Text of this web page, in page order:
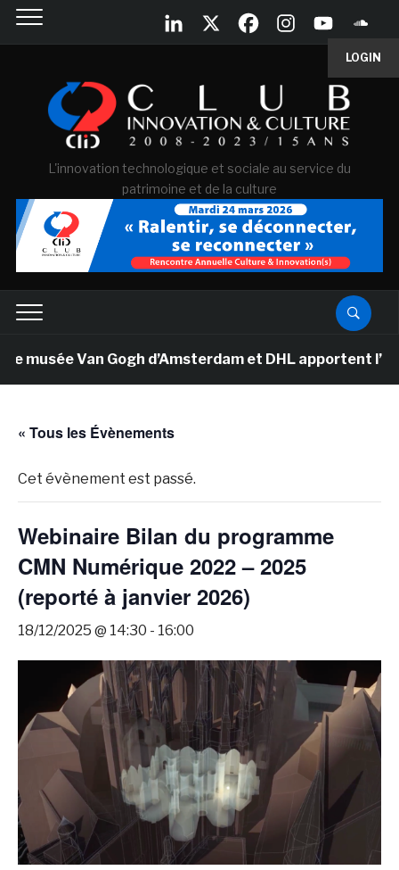
LOGIN
L'innovation technologique et sociale au service du
patrimoine et de la culture
musée Van Gogh d’Amsterdam et DHL apportent
« Tous les Évènements
Cet évènement est passé.
Webinaire Bilan du programme
CMN Numérique 2022 – 2025
(reporté à janvier 2026)
18/12/2025 @ 14:30 - 16:00